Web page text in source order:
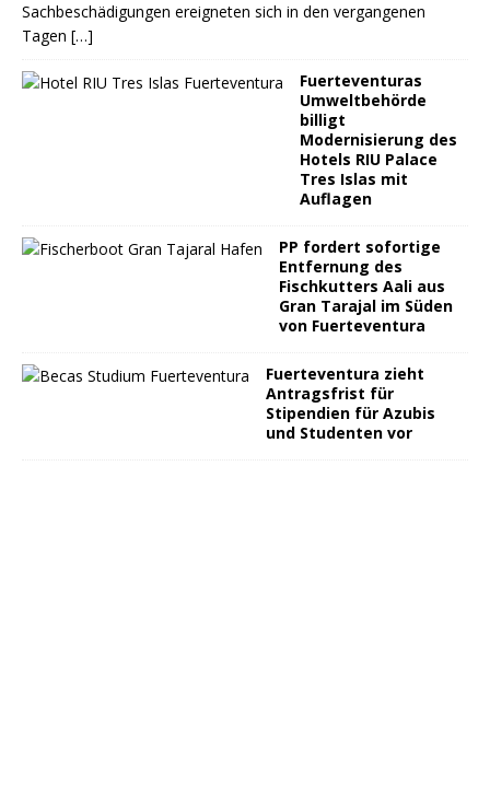
Sachbeschädigungen ereigneten sich in den vergangenen
Tagen […]
Fuerteventuras
Umweltbehörde
billigt
Modernisierung des
Hotels RIU Palace
Tres Islas mit
Auflagen
PP fordert sofortige
Entfernung des
Fischkutters Aali aus
Gran Tarajal im Süden
von Fuerteventura
Fuerteventura zieht
Antragsfrist für
Stipendien für Azubis
und Studenten vor